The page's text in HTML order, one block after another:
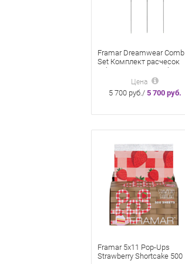
Framar Dreamwear Comb
Set Комплект расчесок
«Plant Mom» для набора
прядей 3 штЦена
5 700 руб./ 5 700 руб.
Framar 5x11 Pop-Ups
Strawberry Shortcake 500